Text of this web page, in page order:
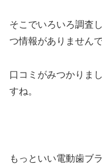
そこでいろいろ調査
つ情報がありませんで
口コミがみつかりま
すね。
もっといい電動歯ブ